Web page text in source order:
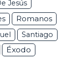
Jesús
Romanos
Santiago
Éxodo